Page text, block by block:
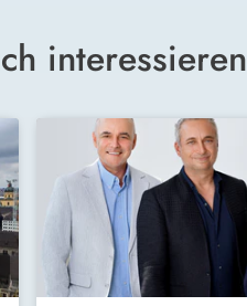
interessieren